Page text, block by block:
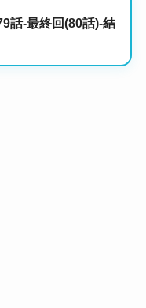
話-最終回(80話)-結